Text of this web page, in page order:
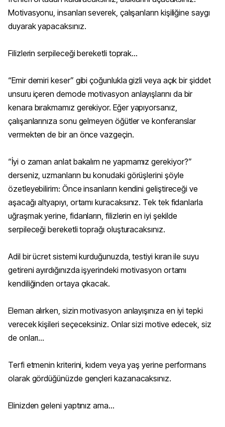
Motivasyonu, insanları severek, çalışanların kişiliğine saygı
duyarak yapacaksınız.
Filizlerin serpileceği bereketli toprak...
“Emir demiri keser” gibi çoğunlukla gizli veya açık bir şiddet
unsuru içeren demode motivasyon anlayışlarını da bir
kenara bırakmamız gerekiyor. Eğer yapıyorsanız,
çalışanlarınıza sonu gelmeyen öğütler ve konferanslar
vermekten de bir an önce vazgeçin.
“İyi o zaman anlat bakalım ne yapmamız gerekiyor?”
derseniz, uzmanların bu konudaki görüşlerini şöyle
özetleyebilirim: Önce insanların kendini geliştireceği ve
aşacağı altyapıyı, ortamı kuracaksınız. Tek tek fidanlarla
uğraşmak yerine, fidanların, filizlerin en iyi şekilde
serpileceği bereketli toprağı oluşturacaksınız.
Adil bir ücret sistemi kurduğunuzda, testiyi kıran ile suyu
getireni ayırdığınızda işyerindeki motivasyon ortamı
kendiliğinden ortaya çıkacak.
Eleman alırken, sizin motivasyon anlayışınıza en iyi tepki
verecek kişileri seçeceksiniz. Onlar sizi motive edecek, siz
de onları...
Terfi etmenin kriterini, kıdem veya yaş yerine performans
olarak gördüğünüzde gençleri kazanacaksınız.
Elinizden geleni yaptınız ama...